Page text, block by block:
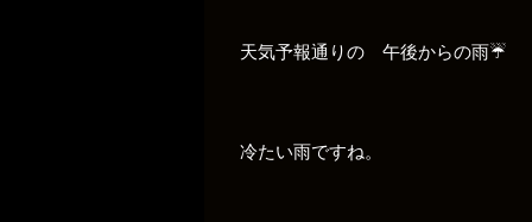
天気予報通りの 午後からの雨☔
冷たい雨ですね。